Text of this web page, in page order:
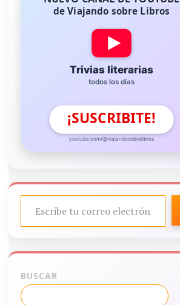
de Viajando sobre Libros
Trivias literarias
todos los días
¡SUSCRIBITE!
youtube.com/@viajandosobrelibros
ESCRIBE TU CORREO ELECTRÓNICO…
BUSCAR